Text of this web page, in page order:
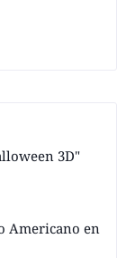
3D"
Americano en